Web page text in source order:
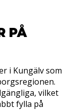
PÅ
i Kungälv som
vilket
fylla på